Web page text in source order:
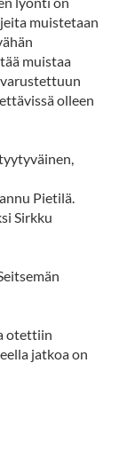
muistetaan
muistaa
olleen
Pietilä.
Sirkku
otettiin
jatkoa on